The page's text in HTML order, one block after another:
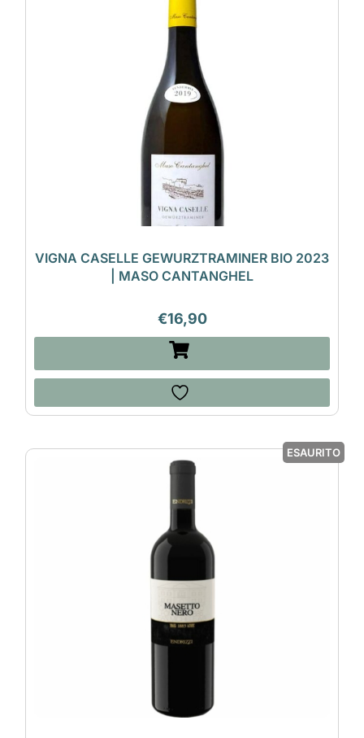
VIGNA CASELLE GEWURZTRAMINER BIO 2023
| MASO CANTANGHEL
€16,90
ESAURITO